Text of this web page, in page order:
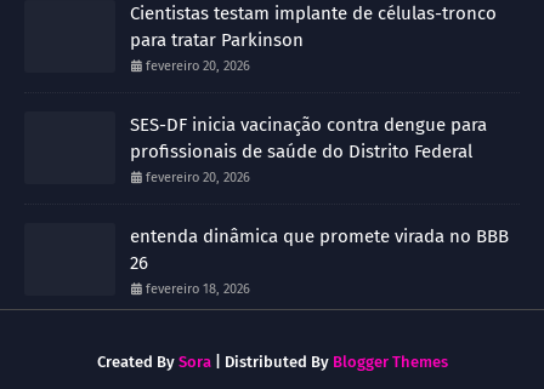
Cientistas testam implante de células-tronco
para tratar Parkinson
fevereiro 20, 2026
SES-DF inicia vacinação contra dengue para
profissionais de saúde do Distrito Federal
fevereiro 20, 2026
entenda dinâmica que promete virada no BBB
26
fevereiro 18, 2026
Created By Sora| Distributed By Blogger Themes